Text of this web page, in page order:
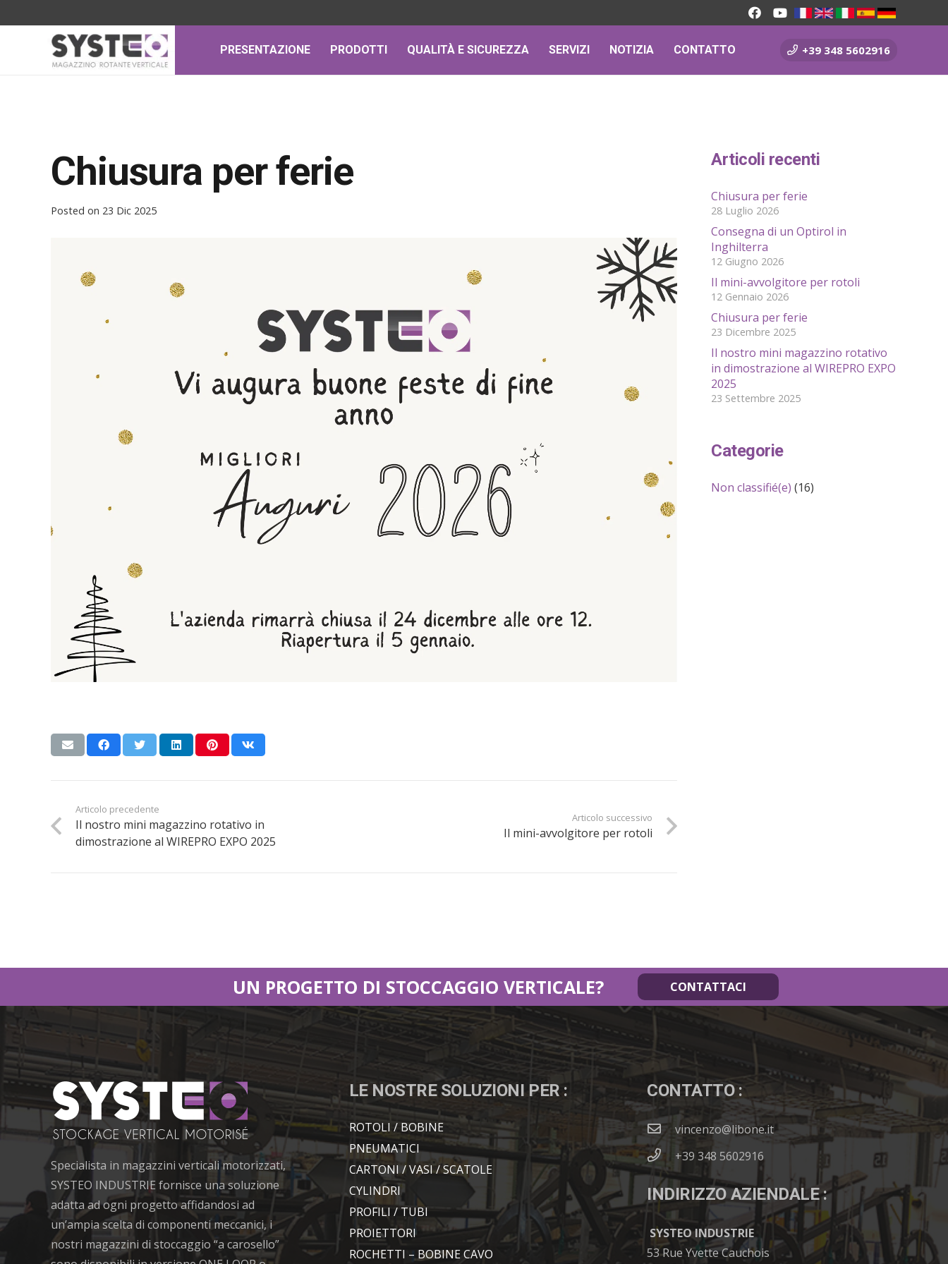
PRESENTAZIONE PRODOTTI QUALITÀ E SICUREZZA SERVIZI NOTIZIA CONTATTO +39 348 5602916
Chiusura per ferie
Posted on 23 Dic 2025
Articolo precedente
Il nostro mini magazzino rotativo in
dimostrazione al WIREPRO EXPO 2025
Articolo successivo
Il mini-avvolgitore per rotoli
Articoli recenti
Chiusura per ferie
28 Luglio 2026
Consegna di un Optirol in
Inghilterra
12 Giugno 2026
Il mini-avvolgitore per rotoli
12 Gennaio 2026
Chiusura per ferie
23 Dicembre 2025
Il nostro mini magazzino rotativo
in dimostrazione al WIREPRO EXPO
2025
23 Settembre 2025
Categorie
Non classifié(e) (16)
UN PROGETTO DI STOCCAGGIO VERTICALE? CONTATTACI
Specialista in magazzini verticali motorizzati,
SYSTEO INDUSTRIE fornisce una soluzione
adatta ad ogni progetto affidandosi ad
un’ampia scelta di componenti meccanici, i
nostri magazzini di stoccaggio “a carosello”
LE NOSTRE SOLUZIONI PER :
ROTOLI / BOBINE
PNEUMATICI
CARTONI / VASI / SCATOLE
CYLINDRI
PROFILI / TUBI
PROIETTORI
ROCHETTI – BOBINE CAVO
CONTATTO :
vincenzo@libone.it
+39 348 5602916
INDIRIZZO AZIENDALE :
SYSTEO INDUSTRIE
53 Rue Yvette Cauchois